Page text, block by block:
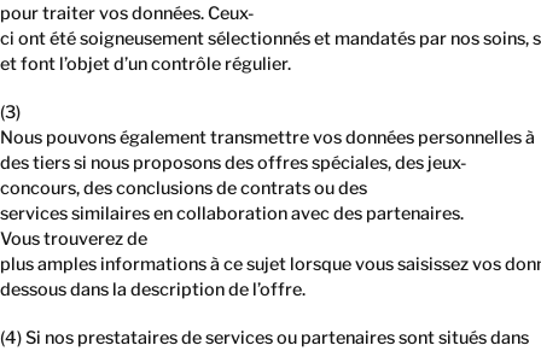
pour traiter vos données. Ceux-
ci ont été soigneusement sélectionnés et mandatés par nos soins,
et font l’objet d’un contrôle régulier.
(3)
Nous pouvons également transmettre vos données personnelles à
des tiers si nous proposons des offres spéciales, des jeux-
concours, des conclusions de contrats ou des
services similaires en collaboration avec des partenaires.
Vous trouverez de
plus amples informations à ce sujet lorsque vous saisissez vos
dessous dans la description de l’offre.
(4) Si nos prestataires de services ou partenaires sont situés dans